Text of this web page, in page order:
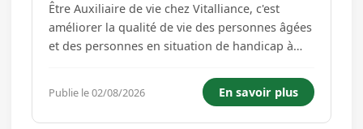
Être Auxiliaire de vie chez Vitalliance, c'est
améliorer la qualité de vie des personnes âgées
et des personnes en situation de handicap à
Fontainebleau recrute actuellement ses futurs
talents! Nous recherchons un/une auxiliaire de
vie pour intervenir au...
Publie le 02/08/2026 En savoir plus